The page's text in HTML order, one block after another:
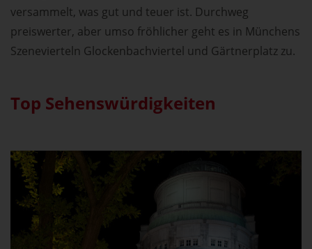
versammelt, was gut und teuer ist. Durchweg
preiswerter, aber umso fröhlicher geht es in Münchens
Szenevierteln Glockenbachviertel und Gärtnerplatz zu.
Top Sehenswürdigkeiten